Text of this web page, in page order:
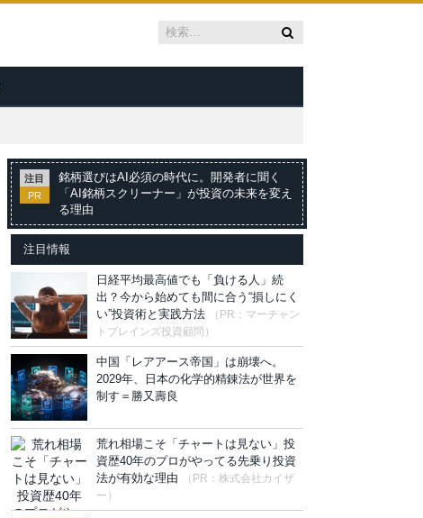
注目
PR
銘柄選びはAI必須の時代に。開発者に聞く
「AI銘柄スクリーナー」が投資の未来を変え
る理由
注目情報
日経平均最高値でも「負ける人」続
出？今から始めても間に合う“損しにく
い”投資術と実践方法
（PR：マーチャン
トブレインズ投資顧問）
中国「レアアース帝国」は崩壊へ。
2029年、日本の化学的精錬法が世界を
制す＝勝又壽良
荒れ相場こそ「チャートは見ない」投
資歴40年のプロがやってる先乗り投資
法が有効な理由
（PR：株式会社カイザ
ー）